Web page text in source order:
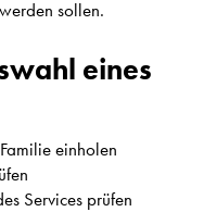
sollen.
eines
einholen
Services prüfen